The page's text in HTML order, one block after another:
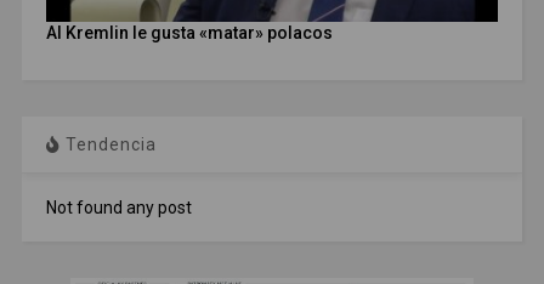
Al Kremlin le gusta «matar» polacos
Tendencia
Not found any post